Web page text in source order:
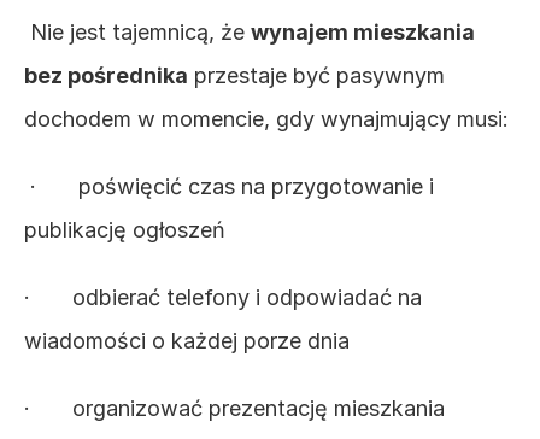
Nie jest tajemnicą, że wynajem mieszkania
bez pośrednika przestaje być pasywnym
dochodem w momencie, gdy wynajmujący musi:
·       poświęcić czas na przygotowanie i
publikację ogłoszeń
·       odbierać telefony i odpowiadać na
wiadomości o każdej porze dnia
·       organizować prezentację mieszkania